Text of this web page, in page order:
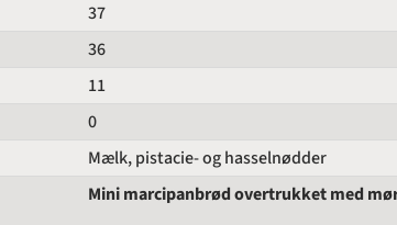
37
36
11
0
Mælk, pistacie- og hasselnødder
Mini marcipanbrød overtrukket med